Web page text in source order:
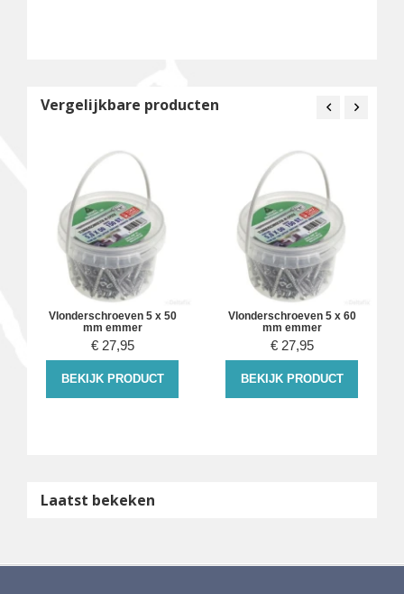
Vergelijkbare producten
Vlonderschroeven 5 x 50
mm emmer
€ 27,95
BEKIJK PRODUCT
Vlonderschroeven 5 x 60
mm emmer
€ 27,95
BEKIJK PRODUCT
Laatst bekeken